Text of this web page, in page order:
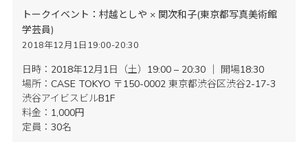
トークイベント：村越としや × 関次和子(東京都写真美術館
学芸員)
2018年12月1日19:00-20:30
日時：2018年12月1日（土）19:00 – 20:30 ｜ 開場18:30
場所：CASE TOKYO 〒150-0002 東京都渋谷区渋谷2-17-3
渋谷アイビスビルB1F
料金：1,000円
定員：30名